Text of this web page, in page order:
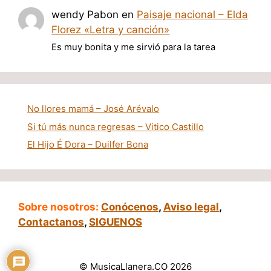
wendy Pabon en Paisaje nacional – Elda
Florez «Letra y canción»
Es muy bonita y me sirvió para la tarea
No llores mamá – José Arévalo
Si tú más nunca regresas – Vitico Castillo
El Hijo É Dora – Duilfer Bona
Sobre nosotros: Conócenos, Aviso legal,
Contactanos, SIGUENOS
© MusicaLlanera.CO 2026